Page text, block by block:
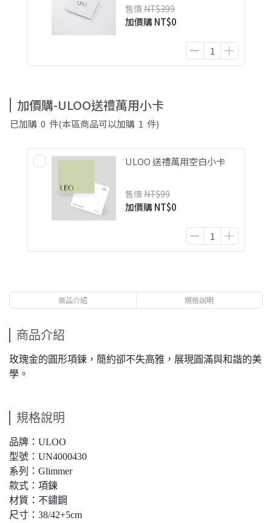
售價 NT$399
加價購NT$0
加價購-ULOO送禮萬用小卡
已加購 0 件(本區商品可以加購 1 件)
ULOO 送禮萬用空白小卡
售價 NT$99
加價購NT$0
商品介紹 規格說明
商品介紹
玫瑰金的圓形項鍊，簡約卻不失高雅，展現圓滿與和諧的美
學。
規格說明
品牌：ULOO
型號：UN4000430
系列：Glimmer
款式：項鍊
材質：不鏽鋼
尺寸：38/42+5cm